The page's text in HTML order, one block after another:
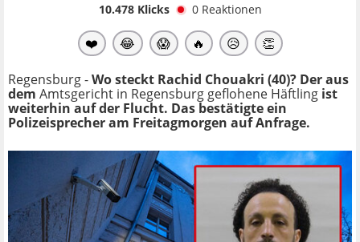
10.478Klicks 0 Reaktionen
❤️ 😂 😱 🔥 😥 👏
Regensburg -Wo steckt Rachid Chouakri (40)? Der aus
dem Amtsgericht in Regensburg geflohene Häftling ist
weiterhin auf der Flucht. Das bestätigte ein
Polizeisprecher am Freitagmorgen auf Anfrage.